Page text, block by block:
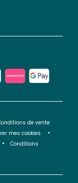
de vente
mes cookies
Conditions